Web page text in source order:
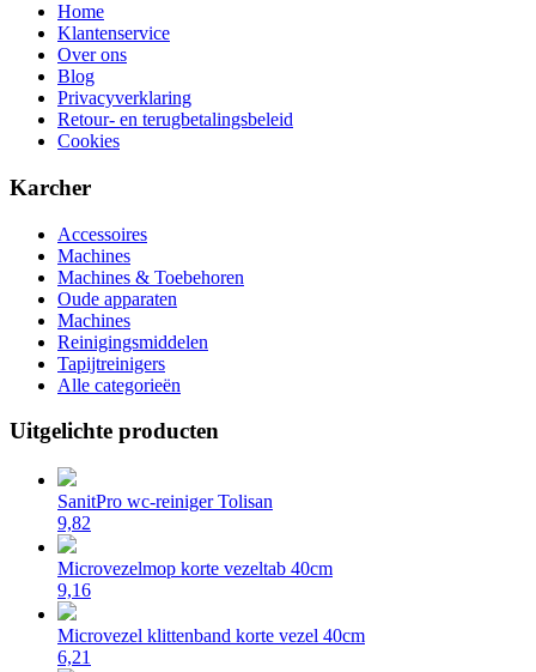
Home
Klantenservice
Over ons
Blog
Privacyverklaring
Retour- en terugbetalingsbeleid
Cookies
Karcher
Accessoires
Machines
Machines & Toebehoren
Oude apparaten
Machines
Reinigingsmiddelen
Tapijtreinigers
Alle categorieën
Uitgelichte producten
SanitPro wc-reiniger Tolisan
9,82
Microvezelmop korte vezeltab 40cm
9,16
Microvezel klittenband korte vezel 40cm
6,21